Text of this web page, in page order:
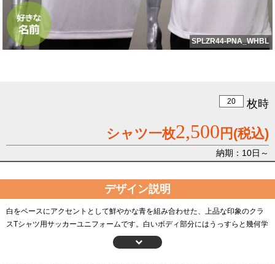
SPLZR44-PNA_WHBL
枚時
シャツ一枚2,500 円 (税込)
納期：10日～
デザイン説明
白をベースにアクセントとして鮮やかな青を組み合わせた、上品な印象のクラ
スTシャツ用サッカーユニフォームです。白いボディ部分にはうっすらと幾何学
模様が入っているのもオシャレです。お好きな番号だけでなく、お好きなお名
前もプリントできるおトクなセットです。